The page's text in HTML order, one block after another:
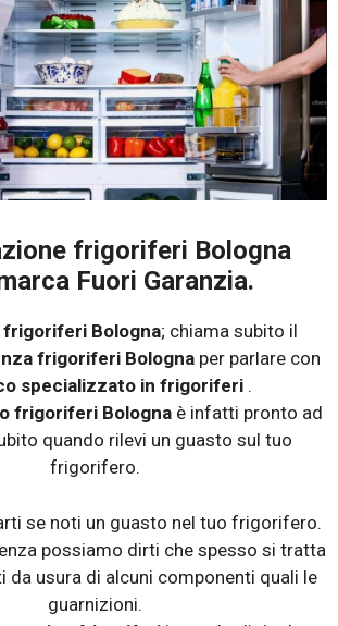
frigoriferi Bologna
Fuori Garanzia.
frigoriferi Bologna; chiama subito il
frigoriferi Bologna per parlare con
specializzato in frigoriferi .
frigoriferi Bologna è infatti pronto ad
quando rilevi un guasto sul tuo
frigorifero.
se noti un guasto nel tuo frigorifero.
possiamo dirti che spesso si tratta
da usura di alcuni componenti quali le
guarnizioni.